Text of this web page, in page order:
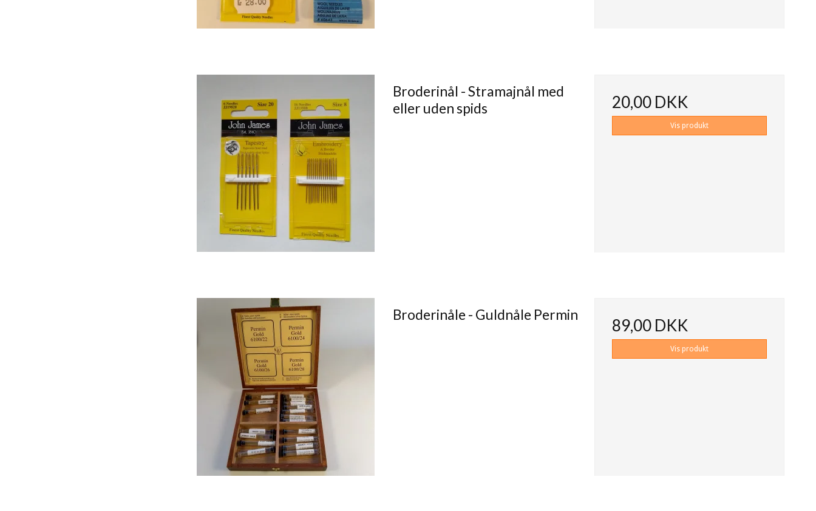
Broderinål - Stramajnål med
eller uden spids
20,00 DKK
Vis produkt
Broderinåle - Guldnåle Permin
89,00 DKK
Vis produkt